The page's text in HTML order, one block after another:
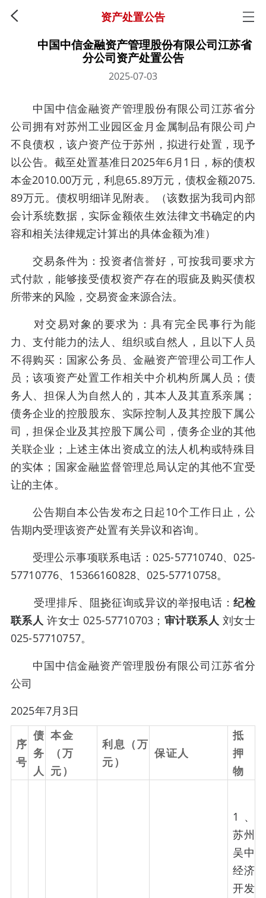
资产处置公告
中国中信金融资产管理股份有限公司江苏省
分公司资产处置公告
2025-07-03
中国中信金融资产管理股份有限公司江苏省分
公司拥有对苏州工业园区金月金属制品有限公司户
不良债权，该户资产位于苏州，拟进行处置，现予
以公告。截至处置基准日2025年6月1日，标的债权
本金2010.00万元，利息65.89万元，债权金额2075.
89万元。债权明细详见附表。（该数据为我司内部
会计系统数据，实际金额依生效法律文书确定的内
容和相关法律规定计算出的具体金额为准）
交易条件为：投资者信誉好，可按我司要求方
式付款，能够接受债权资产存在的瑕疵及购买债权
所带来的风险，交易资金来源合法。
对交易对象的要求为：具有完全民事行为能
力、支付能力的法人、组织或自然人，且以下人员
不得购买：国家公务员、金融资产管理公司工作人
员；该项资产处置工作相关中介机构所属人员；债
务人、担保人为自然人的，其本人及其直系亲属；
债务企业的控股股东、实际控制人及其控股下属公
司，担保企业及其控股下属公司，债务企业的其他
关联企业；上述主体出资成立的法人机构或特殊目
的实体；国家金融监督管理总局认定的其他不宜受
让的主体。
公告期自本公告发布之日起10个工作日止，公
告期内受理该资产处置有关异议和咨询。
受理公示事项联系电话：025-57710740、025-
57710776、15366160828、025-57710758。
受理排斥、阻挠征询或异议的举报电话：纪检
联系人 许女士 025-57710703； 审计联系人 刘女士
025-57710757。
中国中信金融资产管理股份有限公司江苏省分
公司
2025年7月3日
序
号
债
务
人
本金
（万
元）
利息（万
元）
保证人
抵
押
物
1、
苏州
吴中
经济
开发